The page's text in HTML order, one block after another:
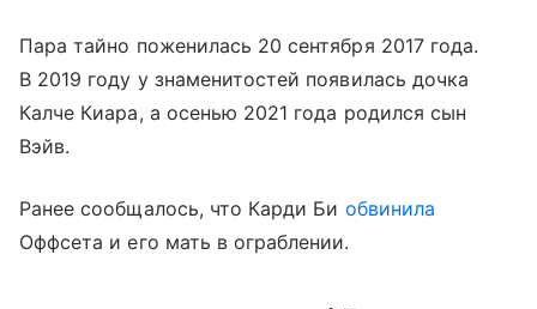
Пара тайно поженилась 20 сентября 2017 года.
В 2019 году у знаменитостей появилась дочка
Калче Киара, а осенью 2021 года родился сын
Вэйв.
Ранее сообщалось, что Карди Би обвинила
Оффсета и его мать в ограблении.